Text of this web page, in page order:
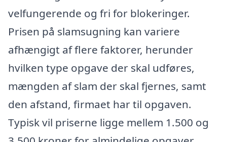
velfungerende og fri for blokeringer.
Prisen på slamsugning kan variere
afhængigt af flere faktorer, herunder
hvilken type opgave der skal udføres,
mængden af slam der skal fjernes, samt
den afstand, firmaet har til opgaven.
Typisk vil priserne ligge mellem 1.500 og